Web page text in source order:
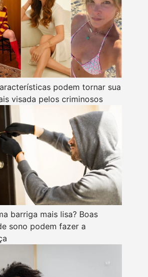
podem tornar sua
visada pelos criminosos
barriga mais lisa? Boas
sono podem fazer a